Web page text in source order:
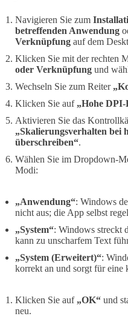
Navigieren Sie zum
betreffenden Anwendung
Verknüpfung auf dem
Klicken Sie mit der rechten
oder Verknüpfung und
Wechseln Sie zum Reiter
Klicken Sie auf „Hohe
Aktivieren Sie das
„Skalierungsverhalten bei
überschreiben“.
Wählen Sie im Dropdown-
Modi:
„Anwendung“: Windows
nicht aus; die App selbst
„System“: Windows streckt
kann zu unscharfem Text
„System (Erweitert)“:
korrekt an und sorgt für eine
Klicken Sie auf „OK“ und
neu.